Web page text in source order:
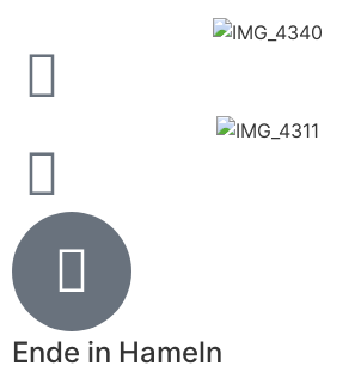
Ende in Hameln